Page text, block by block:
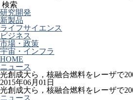
検索
研究開発
新製品
ライフサイエンス
ビジネス
市場・政策
宇宙・インフラ
HOME
ニュース
光創成大ら，核融合燃料をレーザで
2015年06月01日
光創成大ら，核融合燃料をレーザで
ニュース